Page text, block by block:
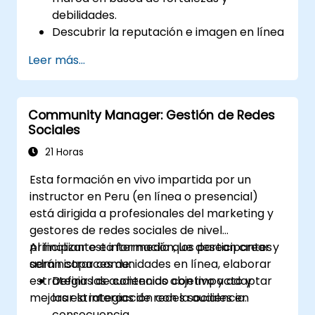
debilidades.
Descubrir la reputación e imagen en línea
Identificar y fortalecer el posicionamiento
de una marca en un mercado
determinado.
Construir una estrategia de marca
centrada en resultados y un plan
integrado de comunicación de marketing
Realizar un análisis competitivo de la
marca y construir mapas percetuales de
la industria.
Realizar una auditoría de SEO.
Aprender las directrices actualizadas de
SEO en la era de la IA.
Descubrir ideas valiosas sobre cómo
diferentes grupos de clientes perciben un
Leer más...
Community Manager: Gestión de Redes
Sociales
21 Horas
Esta formación en vivo impartida por un
instructor en Peru (en línea o presencial)
está dirigida a profesionales del marketing y
gestores de redes sociales de nivel
principiante e intermedio que desean crear y
administrar comunidades en línea, elaborar
estrategias de contenido con impacto y
mejorar la interacción con la audiencia.
Al finalizar esta formación, los participantes
serán capaces de:
Definir las audiencias objetivo y adaptar
las estrategias de redes sociales en